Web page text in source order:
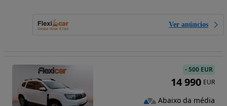
Ver anúncios
-500 EUR
14 990 EUR
Abaixo da média